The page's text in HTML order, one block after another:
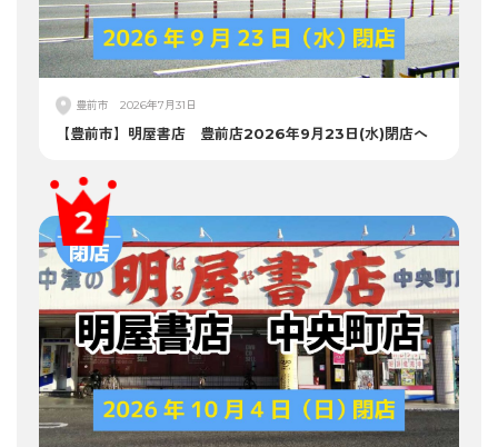
豊前市 2026年7月31日
【豊前市】明屋書店 豊前店2026年9月23日(水)閉店へ